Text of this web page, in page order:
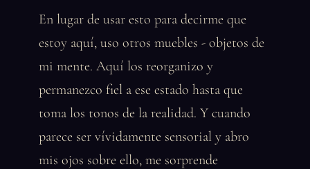
En lugar de usar esto para decirme que
estoy aquí, uso otros muebles - objetos de
mi mente. Aquí los reorganizo y
permanezco fiel a ese estado hasta que
toma los tonos de la realidad. Y cuando
parece ser vívidamente sensorial y abro
mis ojos sobre ello, me sorprende